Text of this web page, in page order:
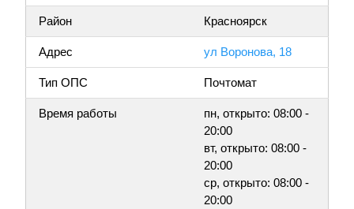
Район Красноярск
Адрес ул Воронова, 18
Тип ОПС Почтомат
Время работы
пн, открыто: 08:00 -
20:00
вт, открыто: 08:00 -
20:00
ср, открыто: 08:00 -
20:00